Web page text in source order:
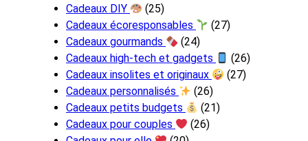
Cadeaux DIY
(25)
Cadeaux écoresponsables
(27)
Cadeaux gourmands
(24)
Cadeaux high-tech et gadgets
(26)
Cadeaux insolites et originaux
(27)
Cadeaux personnalisés
(26)
Cadeaux petits budgets
(21)
Cadeaux pour couples
(26)